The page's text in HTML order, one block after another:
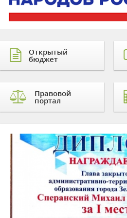
Открытый
бюджет
Правовой
портал